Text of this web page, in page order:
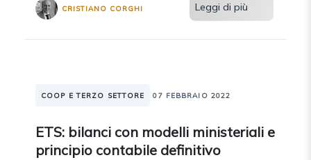
CRISTIANO CORGHI Leggi di più
COOP E TERZO SETTORE 07 FEBBRAIO 2022
ETS: bilanci con modelli ministeriali e
principio contabile definitivo